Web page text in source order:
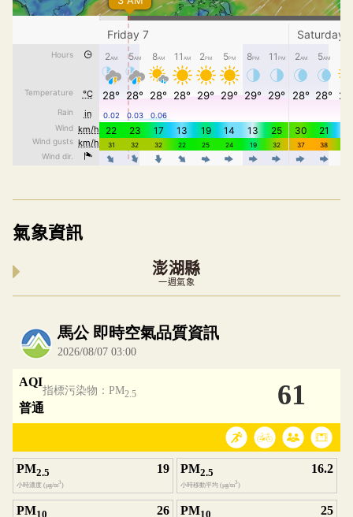
氣象資訊
澎湖縣
一週氣象
內嵌空氣品質小工具為視覺預覽，完整即時空